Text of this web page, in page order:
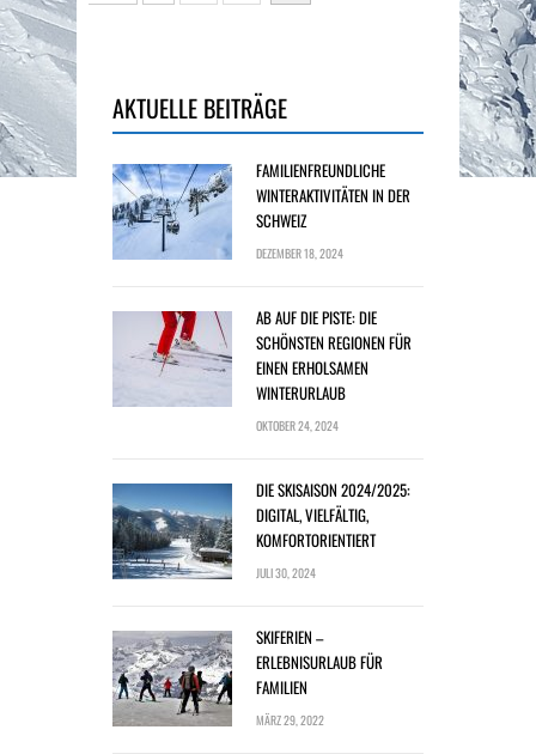
AKTUELLE BEITRÄGE
FAMILIENFREUNDLICHE
WINTERAKTIVITÄTEN IN DER
SCHWEIZ
DEZEMBER 18, 2024
AB AUF DIE PISTE: DIE
SCHÖNSTEN REGIONEN FÜR
EINEN ERHOLSAMEN
WINTERURLAUB
OKTOBER 24, 2024
DIE SKISAISON 2024/2025:
DIGITAL, VIELFÄLTIG,
KOMFORTORIENTIERT
JULI 30, 2024
SKIFERIEN –
ERLEBNISURLAUB FÜR
FAMILIEN
MÄRZ 29, 2022